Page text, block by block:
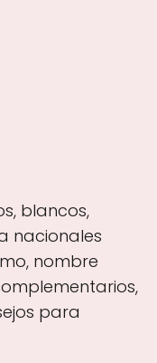
blancos,
nacionales
nombre
para